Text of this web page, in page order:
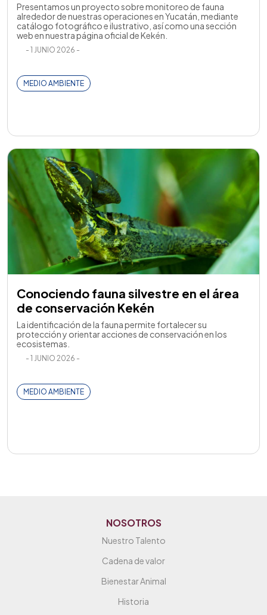
Presentamos un proyecto sobre monitoreo de fauna
alrededor de nuestras operaciones en Yucatán, mediante
catálogo fotográfico e ilustrativo, así como una sección
web en nuestra página oficial de Kekén.
- 1 JUNIO 2026 -
MEDIO AMBIENTE
Conociendo fauna silvestre en el área
de conservación Kekén
La identificación de la fauna permite fortalecer su
protección y orientar acciones de conservación en los
ecosistemas.
- 1 JUNIO 2026 -
MEDIO AMBIENTE
NOSOTROS
Nuestro Talento
Cadena de valor
Bienestar Animal
Historia